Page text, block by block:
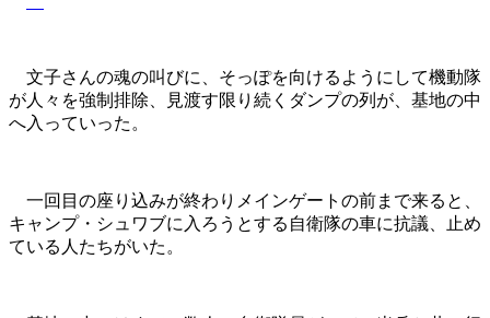
文子さんの魂の叫びに、そっぽを向けるようにして機動隊
が人々を強制排除、見渡す限り続くダンプの列が、基地の中
へ入っていった。
一回目の座り込みが終わりメインゲートの前まで来ると、
キャンプ・シュワブに入ろうとする自衛隊の車に抗議、止め
ている人たちがいた。